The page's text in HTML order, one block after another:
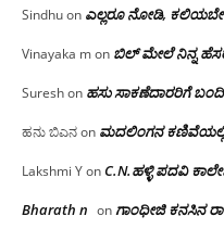
Sindhuon ಎಲ್ಲರೂ ನೋಡಿ,
Vinayaka mon ಬಿಲ್ ಮೇಲೆ ನಿನ್ನ
Sureshon ಹಸು ಸಾಕಣೆದಾರರಿಗೆ
ಹನು ಬಿಎನon ಮದಲಿಂಗನ ಕಣಿವೆಯಲ್ಲಿ
Lakshmi YonC.N.ಹಳ್ಳಿ ಪದವಿ
Bharath n onಗಾಂಧೀಜಿ ಕನಸಿನ